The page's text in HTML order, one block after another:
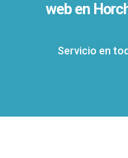
web en
Servicio en